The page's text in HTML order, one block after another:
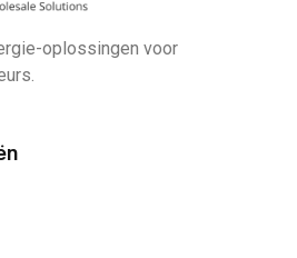
oplossingen voor